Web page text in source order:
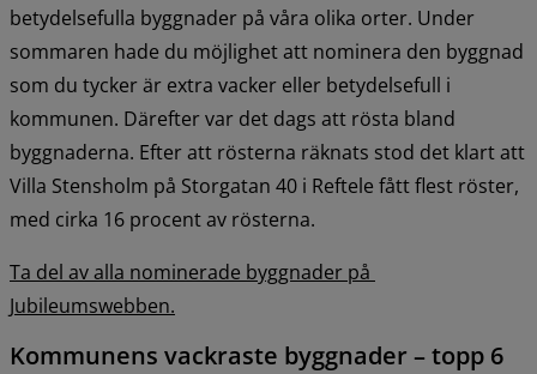
betydelsefulla byggnader på våra olika orter. Under
sommaren hade du möjlighet att nominera den byggnad
som du tycker är extra vacker eller betydelsefull i
kommunen. Därefter var det dags att rösta bland
byggnaderna. Efter att rösterna räknats stod det klart att
Villa Stensholm på Storgatan 40 i Reftele fått flest röster,
med cirka 16 procent av rösterna.
Ta del av alla nominerade byggnader på
Jubileumswebben.
Kommunens vackraste byggnader – topp 6